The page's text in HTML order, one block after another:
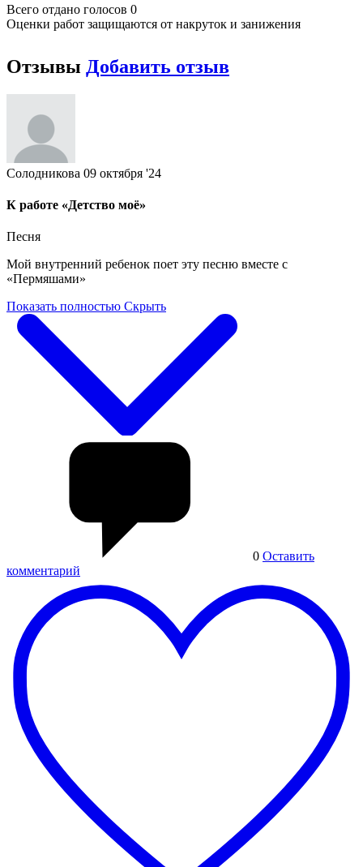
Всего отдано голосов 0
Оценки работ защищаются от накруток и занижения
Отзывы Добавить отзыв
Солодникова 09 октября '24
К работе «Детство моё»
Песня
Мой внутренний ребенок поет эту песню вместе с
«Пермяшами»
Показать полностью Скрыть
0 Оставить
комментарий